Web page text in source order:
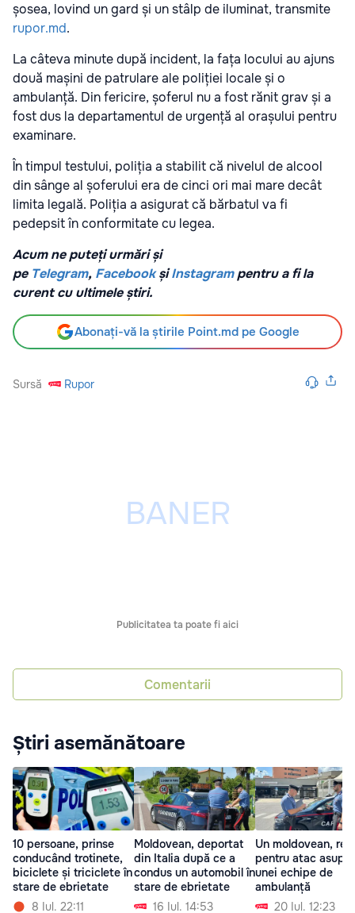
șosea, lovind un gard și un stâlp de iluminat, transmite
rupor.md.
La câteva minute după incident, la fața locului au ajuns
două mașini de patrulare ale poliției locale și o
ambulanță. Din fericire, șoferul nu a fost rănit grav și a
fost dus la departamentul de urgență al orașului pentru
examinare.
În timpul testului, poliția a stabilit că nivelul de alcool
din sânge al șoferului era de cinci ori mai mare decât
limita legală. Poliția a asigurat că bărbatul va fi
pedepsit în conformitate cu legea.
Acum ne puteți urmări și
pe Telegram, Facebook șiInstagrampentru a fi la
curent cu ultimele știri.
Abonați-vă la știrile Point.md pe Google
Sursă Rupor
Publicitatea ta poate fi aici
Comentarii
Știri asemănătoare
10 persoane, prinse
conducând trotinete,
biciclete și triciclete în
stare de ebrietate
8 Iul. 22:11
Moldovean, deportat
din Italia după ce a
condus un automobil în
stare de ebrietate
16 Iul. 14:53
Un moldovean,
pentru atac asupra
unei echipe de
ambulanță
20 Iul. 12:23